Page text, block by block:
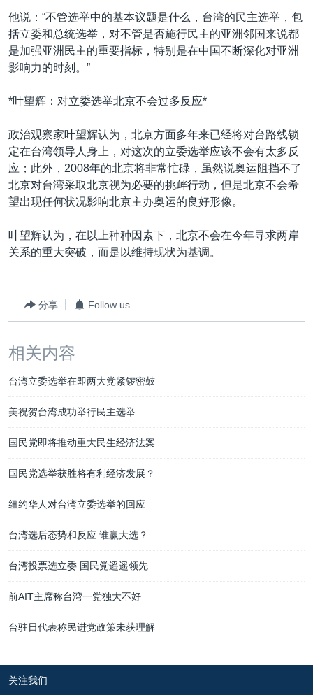
他说：“不管选举中的基本议题是什么，台湾的民主选举，包
括立委和总统选举，对不管是否施行民主的亚洲邻国来说都
是加强亚洲民主的重要指标，特别是在中国不断深化对亚洲
影响力的时刻。”
*叶望辉：对立委选举北京不会过多反应*
政治观察家叶望辉认为，北京方面多年来已经将对台路线锁
定在台湾领导人身上，对这次的立委选举应该不会有太多反
应；此外，2008年的北京将非常忙碌，虽然说奥运阻挡不了
北京对台湾采取北京视为必要的挑衅行动，但是北京不会希
望出现任何状况影响北京主办奥运的良好形像。
叶望辉认为，在以上种种因素下，北京不会在今年寻求两岸
关系的重大突破，而是以维持现状为基调。
分享 Follow us
相关内容
台湾立委选举在即两大党紧锣密鼓
美祝贺台湾成功举行民主选举
国民党即将推动重大民生经济法案
国民党选举获胜将有利经济发展？
纽约华人对台湾立委选举的回应
台湾选后态势和反应 谁赢大选？
台湾投票选立委 国民党遥遥领先
前AIT主席称台湾一党独大不好
台驻日代表称民进党政策未获理解
关注我们